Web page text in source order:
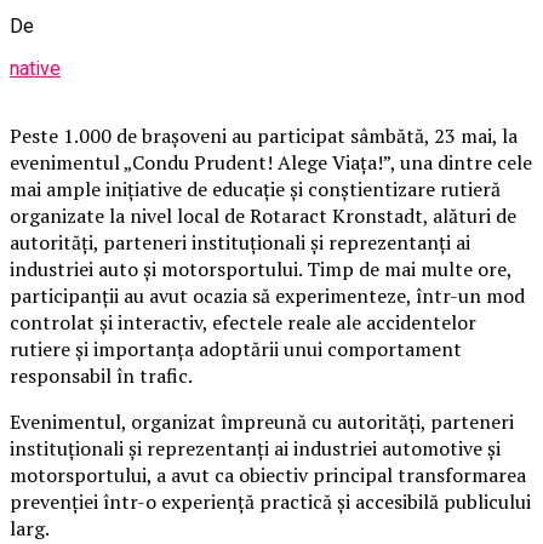
De
native
Peste 1.000 de brașoveni au participat sâmbătă, 23 mai, la
evenimentul „Condu Prudent! Alege Viața!”, una dintre cele
mai ample inițiative de educație și conștientizare rutieră
organizate la nivel local de Rotaract Kronstadt, alături de
autorități, parteneri instituționali și reprezentanți ai
industriei auto și motorsportului. Timp de mai multe ore,
participanții au avut ocazia să experimenteze, într-un mod
controlat și interactiv, efectele reale ale accidentelor
rutiere și importanța adoptării unui comportament
responsabil în trafic.
Evenimentul, organizat împreună cu autorități, parteneri
instituționali și reprezentanți ai industriei automotive și
motorsportului, a avut ca obiectiv principal transformarea
prevenției într-o experiență practică și accesibilă publicului
larg.